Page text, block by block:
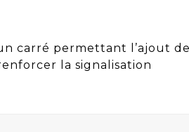
carré permettant l’ajout
la signalisation